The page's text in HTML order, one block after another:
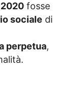
2020 fosse
sociale di
perpetua,